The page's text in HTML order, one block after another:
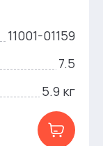
11001-01159
7.5
5.9 кг